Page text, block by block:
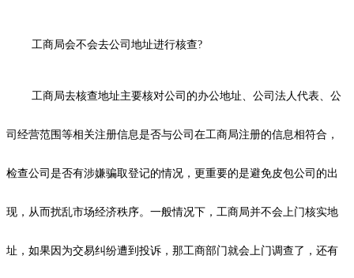
工商局会不会去公司地址进行核查?
工商局去核查地址主要核对公司的办公地址、公司法人代表、公
司经营范围等相关注册信息是否与公司在工商局注册的信息相符合，
检查公司是否有涉嫌骗取登记的情况，更重要的是避免皮包公司的出
现，从而扰乱市场经济秩序。一般情况下，工商局并不会上门核实地
址，如果因为交易纠纷遭到投诉，那工商部门就会上门调查了，还有